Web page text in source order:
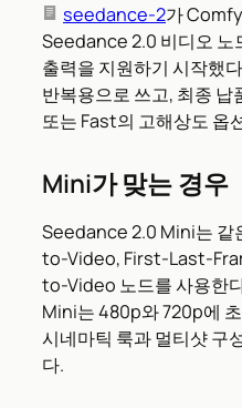
seedance-2가
Seedance 2.0 비디오 노
출력을 지원하기 시작했
반복용으로 쓰고, 최종
또는 Fast의 고해상도 옵
Mini가 맞는 경우
Seedance 2.0 Mini는 같
to-Video, First-Last-
to-Video 노드를 사용한
Mini는 480p와 720p에
시네마틱 룩과 멀티샷 구
다.